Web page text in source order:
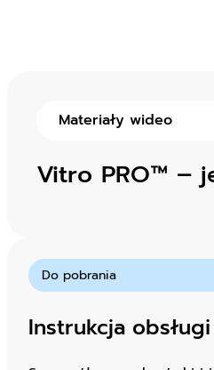
Materiały wideo
Vitro PRO™ –
Do pobrania
Instrukcja obsługi